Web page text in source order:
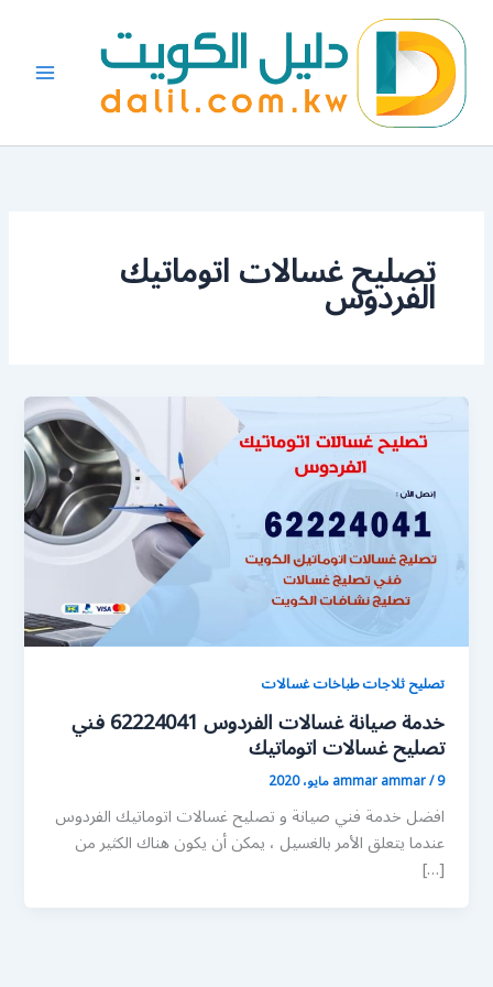
المحتوى
تصليح غسالات اتوماتيك
الفردوس
تصليح ثلاجات طباخات غسالات
خدمة صيانة غسالات الفردوس 62224041 فني
تصليح غسالات اتوماتيك
ammar ammar/9 مايو، 2020
افضل خدمة فني صيانة و تصليح غسالات اتوماتيك الفردوس
عندما يتعلق الأمر بالغسيل ، يمكن أن يكون هناك الكثير من
[…]